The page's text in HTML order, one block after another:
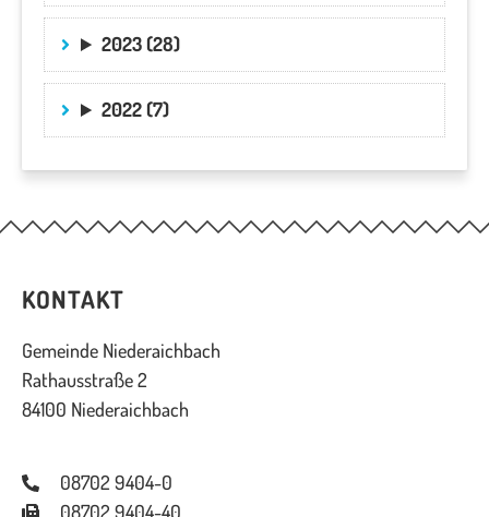
2023 (28)
2022 (7)
KONTAKT
Gemeinde Niederaichbach
Rathausstraße 2
84100 Niederaichbach
08702 9404-0
08702 9404-40